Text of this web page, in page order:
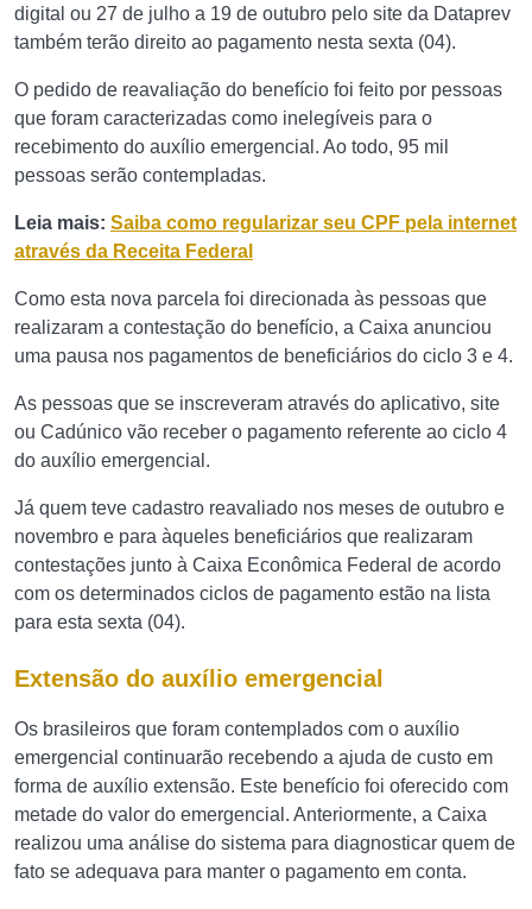
digital ou 27 de julho a 19 de outubro pelo site da Dataprev
também terão direito ao pagamento nesta sexta (04).
O pedido de reavaliação do benefício foi feito por pessoas
que foram caracterizadas como inelegíveis para o
recebimento do auxílio emergencial. Ao todo, 95 mil
pessoas serão contempladas.
Leia mais: Saiba como regularizar seu CPF pela internet
através da Receita Federal
Como esta nova parcela foi direcionada às pessoas que
realizaram a contestação do benefício, a Caixa anunciou
uma pausa nos pagamentos de beneficiários do ciclo 3 e 4.
As pessoas que se inscreveram através do aplicativo, site
ou Cadúnico vão receber o pagamento referente ao ciclo 4
do auxílio emergencial.
Já quem teve cadastro reavaliado nos meses de outubro e
novembro e para àqueles beneficiários que realizaram
contestações junto à Caixa Econômica Federal de acordo
com os determinados ciclos de pagamento estão na lista
para esta sexta (04).
Extensão do auxílio emergencial
Os brasileiros que foram contemplados com o auxílio
emergencial continuarão recebendo a ajuda de custo em
forma de auxílio extensão. Este benefício foi oferecido com
metade do valor do emergencial. Anteriormente, a Caixa
realizou uma análise do sistema para diagnosticar quem de
fato se adequava para manter o pagamento em conta.